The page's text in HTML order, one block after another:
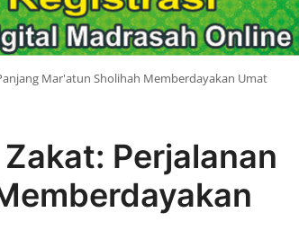
Mar'atun Sholihah Memberdayakan Umat
Perjalanan